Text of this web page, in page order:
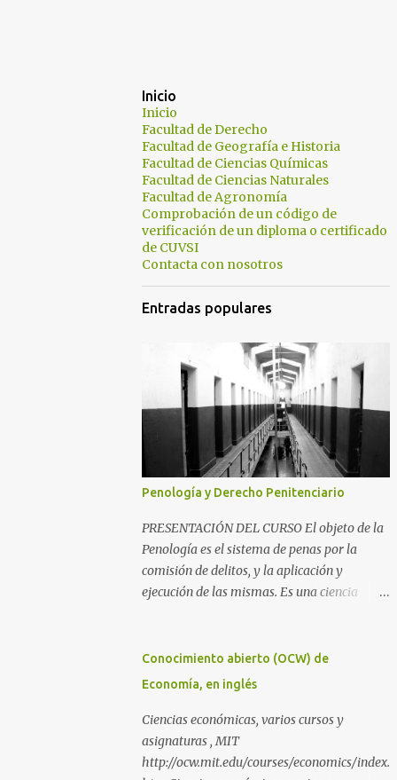
Inicio
Inicio
Facultad de Derecho
Facultad de Geografía e Historia
Facultad de Ciencias Químicas
Facultad de Ciencias Naturales
Facultad de Agronomía
Comprobación de un código de
verificación de un diploma o certificado
de CUVSI
Contacta con nosotros
Entradas populares
Penología y Derecho Penitenciario
PRESENTACIÓN DEL CURSO El objeto de la
Penología es el sistema de penas por la
comisión de delitos, y la aplicación y
ejecución de las mismas. Es una ciencia
del Derecho Procesal y el Derecho
Constitucional. Como parte de la
aplicación de la pena como prevención de los
delitos y salvaguarda de los principios de
convivencia de una sociedad. Como parte del
Conocimiento abierto (OCW) de
Economía, en inglés
Ciencias económicas, varios cursos y
asignaturas , MIT
http://ocw.mit.edu/courses/economics/index.